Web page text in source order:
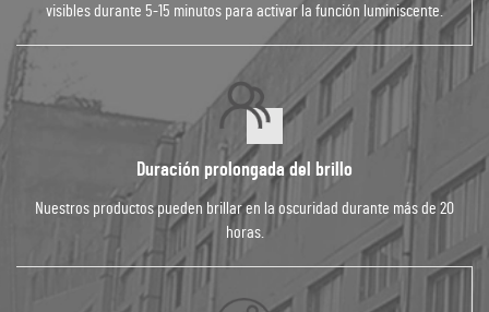
visibles durante 5-15 minutos para activar la función luminiscente.
Duración prolongada del brillo
Nuestros productos pueden brillar en la oscuridad durante más de 20
horas.